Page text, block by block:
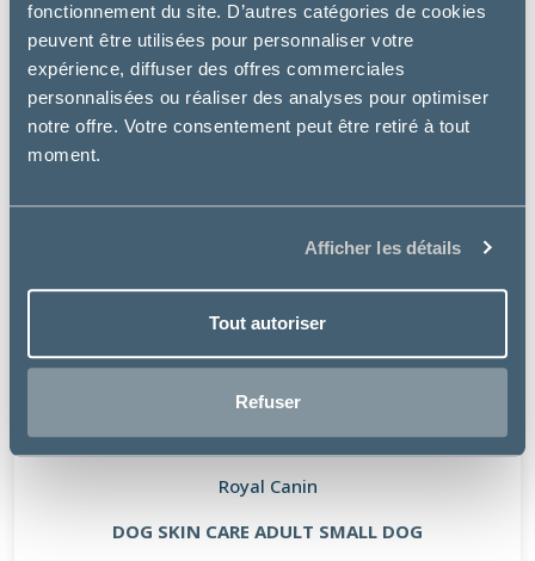
fonctionnement du site. D’autres catégories de cookies
peuvent être utilisées pour personnaliser votre
expérience, diffuser des offres commerciales
personnalisées ou réaliser des analyses pour optimiser
notre offre. Votre consentement peut être retiré à tout
moment.
Afficher les détails
Tout autoriser
Refuser
Royal Canin
DOG SKIN CARE ADULT SMALL DOG